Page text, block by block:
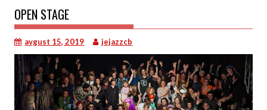
OPEN STAGE
avgust 15, 2019 jejazzcb